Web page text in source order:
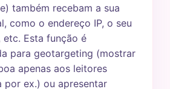
também recebam a sua
como o endereço IP, o seu
etc. Esta função é
para geotargeting (mostrar
apenas aos leitores
por ex.) ou apresentar